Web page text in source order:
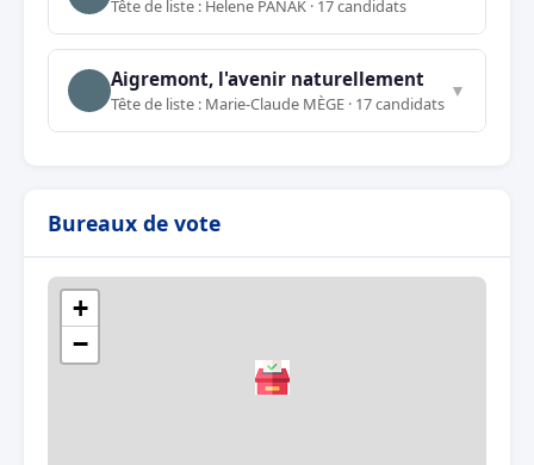
Tête de liste : Helene PANAK · 17 candidats
Aigremont, l'avenir naturellement
Tête de liste : Marie-Claude MÈGE · 17 candidats
▼
Bureaux de vote
+
−